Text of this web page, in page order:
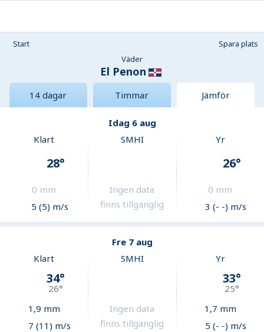
Start
Spara plats
Väder
El Penon
14 dagar Timmar Jämför
Idag 6 aug
Klart
28°
0 mm
5 (5) m/s
SMHI
Ingen data
finns tillgänglig
Yr
26°
0 mm
3 (- -) m/s
Fre 7 aug
Klart
34°
26°
1,9 mm
7 (11) m/s
SMHI
Ingen data
finns tillgänglig
Yr
33°
25°
1,7 mm
5 (- -) m/s